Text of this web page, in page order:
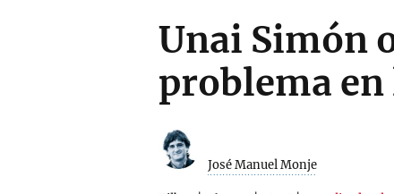
Unai Simón
problema
José Manuel Monje